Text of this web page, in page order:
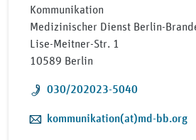
Kommunikation
Medizinischer Dienst Berlin-
Lise-Meitner-Str. 1
10589 Berlin
Telefon:
030/202023-5040
E-Mail:
kommunikation(at)md-bb.org